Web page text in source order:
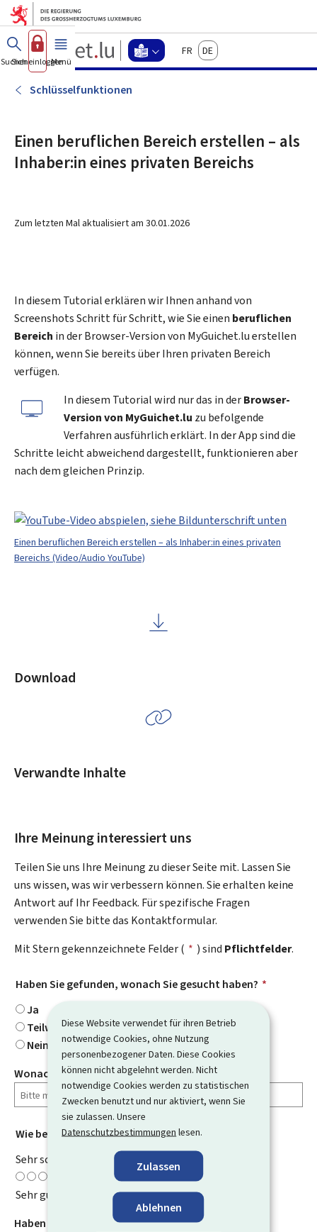
Diese Website verwendet für ihren Betrieb
notwendige Cookies, ohne Nutzung
personenbezogener Daten. Diese Cookies
können nicht abgelehnt werden. Nicht
notwendige Cookies werden zu statistischen
Zwecken benutzt und nur aktiviert, wenn Sie
sie zulassen. Unsere
Datenschutzbestimmungen lesen.
Zulassen
Ablehnen
Zum Hauptmenü
Zum Inhalt
Guichet.lu
Changer
d'espace
actif
FrançaisDeutsch
Suchen
Sich einloggen
Menü Haupt-
Schlüsselfunktionen
Einen beruflichen Bereich erstellen – als
Inhaber:in eines privaten Bereichs
Zum letzten Mal aktualisiert am 30.01.2026
In diesem Tutorial erklären wir Ihnen anhand von
Screenshots Schritt für Schritt, wie Sie einen beruflichen
Bereich in der Browser-Version von MyGuichet.lu erstellen
können, wenn Sie bereits über Ihren privaten Bereich
verfügen.
In diesem Tutorial wird nur das in derBrowser-
Version von MyGuichet.lu zu befolgende
Verfahren ausführlich erklärt. In der App sind die
Schritte leicht abweichend dargestellt, funktionieren aber
nach dem gleichen Prinzip.
Einen beruflichen Bereich erstellen – als Inhaber:in eines privaten
Bereichs (Video/Audio YouTube)
Download
Verwandte Inhalte
Ihre Meinung interessiert uns
Teilen Sie uns Ihre Meinung zu dieser Seite mit. Lassen Sie
uns wissen, was wir verbessern können. Sie erhalten keine
Antwort auf Ihr Feedback. Für spezifische Fragen
verwenden Sie bitte das Kontaktformular.
Mit Stern gekennzeichnete Felder ( * ) sind Pflichtfelder.
Haben Sie gefunden, wonach Sie gesucht haben? *
Ja
Teilweise
Nein
Wonach haben Sie gesucht?
Wie bewerten Sie diese Seite? *
Sehr schlecht
Sehr gut
Haben Sie Verbesserungsvorschläge?